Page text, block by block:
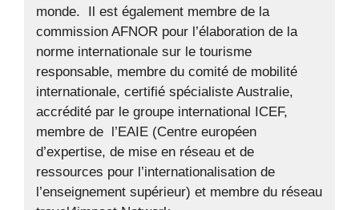
monde. Il est également membre de la
commission AFNOR pour l’élaboration de la
norme internationale sur le tourisme
responsable, membre du comité de mobilité
internationale, certifié spécialiste Australie,
accrédité par le groupe international ICEF,
membre de l’EAIE (Centre européen
d’expertise, de mise en réseau et de
ressources pour l’internationalisation de
l’enseignement supérieur) et membre du réseau